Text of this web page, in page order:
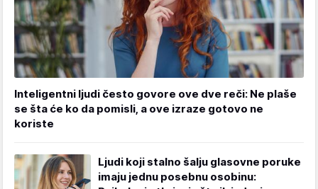
Inteligentni ljudi često govore ove dve reči: Ne plaše
se šta će ko da pomisli, a ove izraze gotovo ne
koriste
Ljudi koji stalno šalju glasovne poruke
imaju jednu posebnu osobinu: